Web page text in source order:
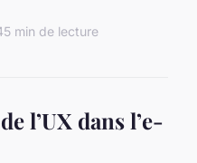
5 min de lecture
l’UX dans l’e-